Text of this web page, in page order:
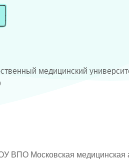
медицинский
ВПО Московская